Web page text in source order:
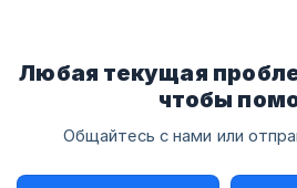
Любая текущая
чтобы
Общайтесь с нами или